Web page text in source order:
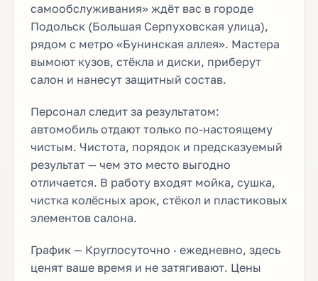
самообслуживания» ждёт вас в городе
Подольск (Большая Серпуховская улица),
рядом с метро «Бунинская аллея». Мастера
вымоют кузов, стёкла и диски, приберут
салон и нанесут защитный состав.
Персонал следит за результатом:
автомобиль отдают только по-настоящему
чистым. Чистота, порядок и предсказуемый
результат — чем это место выгодно
отличается. В работу входят мойка, сушка,
чистка колёсных арок, стёкол и пластиковых
элементов салона.
График — Круглосуточно · ежедневно, здесь
ценят ваше время и не затягивают. Цены